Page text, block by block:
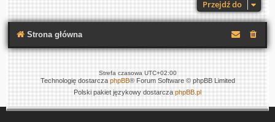
Przejdź do
Strona główna
Strefa czasowa UTC+02:00
Technologię dostarcza phpBB® Forum Software © phpBB Limited
Polski pakiet językowy dostarcza phpBB.pl